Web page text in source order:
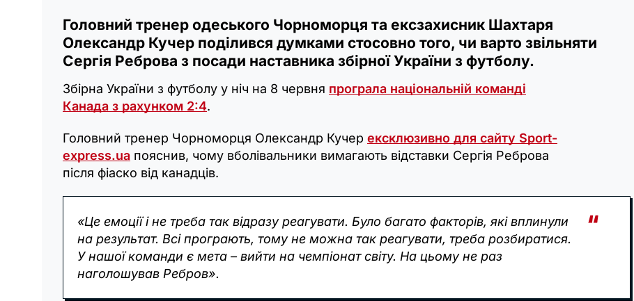
Головний тренер одеського Чорноморця та ексзахисник Шахтаря
Олександр Кучер поділився думками стосовно того, чи варто звільняти
Сергія Реброва з посади наставника збірної України з футболу.
Збірна України з футболу у ніч на 8 червня програла національній команді
Канада з рахунком 2:4.
Головний тренер Чорноморця Олександр Кучер ексклюзивно для сайту Sport-
express.ua пояснив, чому вболівальники вимагають відставки Сергія Реброва
після фіаско від канадців.
«Це емоції і не треба так відразу реагувати. Було багато факторів, які вплинули
на результат. Всі програють, тому не можна так реагувати, треба розбиратися.
У нашої команди є мета – вийти на чемпіонат світу. На цьому не раз
наголошував Ребров».